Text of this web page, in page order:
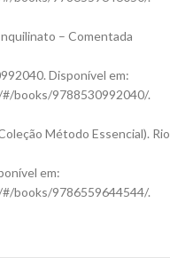
– Comentada
Disponível em:
books/9788530992040/.
Método Essencial). Rio
em:
books/9786559644544/.